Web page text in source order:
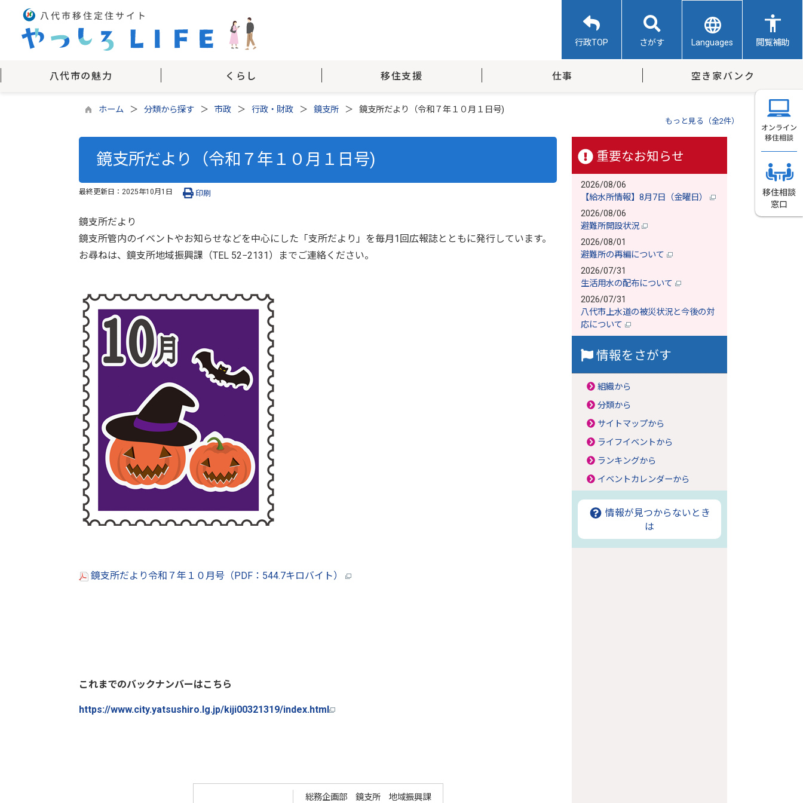
行政TOP さがす Languages 閲覧補助
八代市の魅力 くらし 移住支援 仕事 空き家バンク
ホーム 分類から探す 市政 行政・財政 鏡支所 鏡支所だより（令和７年１０月１日号)
もっと見る（全2件）
鏡支所だより（令和７年１０月１日号)
最終更新日： 2025年10月1日 印刷
鏡支所だより
鏡支所管内のイベントやお知らせなどを中心にした「支所だより」を毎月1回広報誌とともに発行しています。
お尋ねは、鏡支所地域振興課（TEL 52−2131）までご連絡ください。
鏡支所だより令和７年１０月号（PDF：544.7キロバイト）
これまでのバックナンバーはこちら
https://www.city.yatsushiro.lg.jp/kiji00321319/index.html
総務企画部 鏡支所 地域振興課
重要なお知らせ
2026/08/06
【給水所情報】8月7日（金曜日）
2026/08/06
避難所開設状況
2026/08/01
避難所の再編について
2026/07/31
生活用水の配布について
2026/07/31
八代市上水道の被災状況と今後の対
応について
情報をさがす
組織から
分類から
サイトマップから
ライフイベントから
ランキングから
イベントカレンダーから
情報が見つからないとき
は